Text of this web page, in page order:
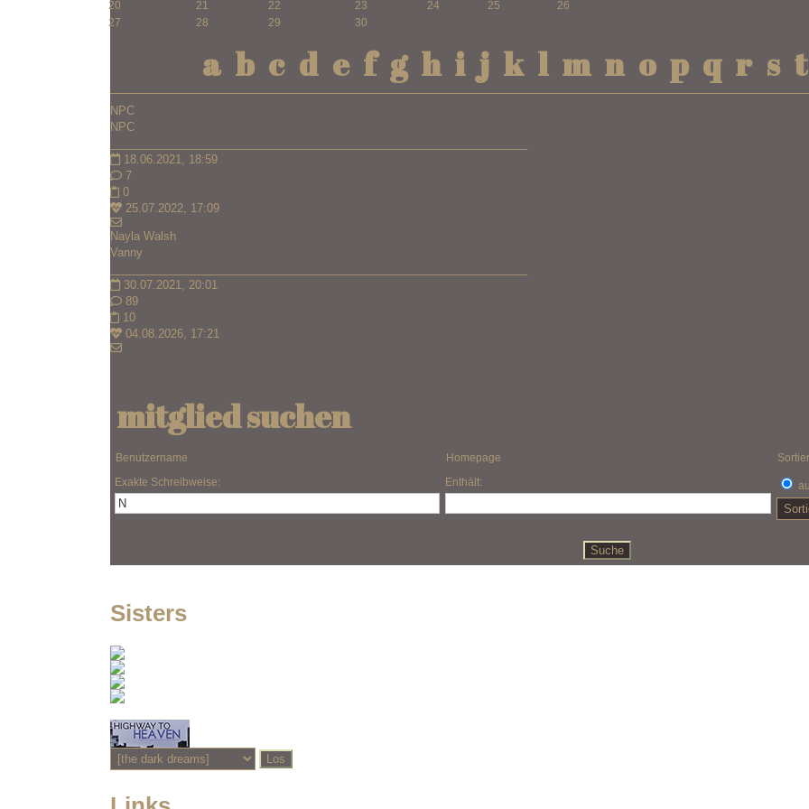
20
21 22 23 24 25
26
27
28 29 30
a b c d e f g h i j k l m n o p q r s t
NPC
NPC
18.06.2021, 18:59
7
0
25.07.2022, 17:09
Nayla Walsh
Vanny
30.07.2021, 20:01
89
10
04.08.2026, 17:21
mitglied suchen
Benutzername Homepage
Exakte Schreibweise:
Enthält:
Sisters